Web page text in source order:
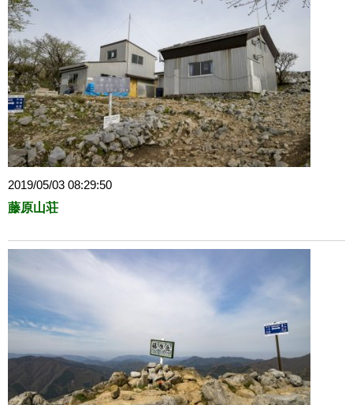
2019/05/03 08:29:50
藤原山荘